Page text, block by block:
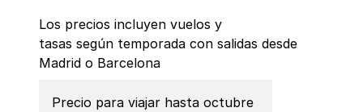
Los precios incluyen vuelos y
tasas según temporada con salidas desde
Madrid o Barcelona
Precio para viajar hasta octubre